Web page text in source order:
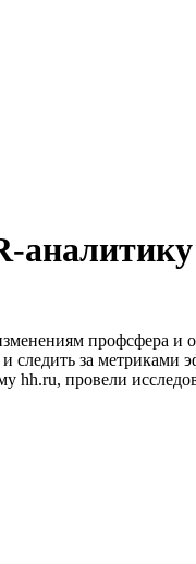
аналитику
профсфера
за
hh.ru, провели